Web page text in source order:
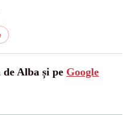
Alba și pe Google